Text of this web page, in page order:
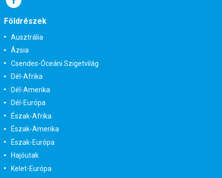
Földrészek
Ausztrália
Ázsia
Csendes-Óceáni Szigetvilág
Dél-Afrika
Dél-Amerika
Dél-Európa
Észak-Afrika
Észak-Amerika
Észak-Európa
Hajóutak
Kelet-Európa